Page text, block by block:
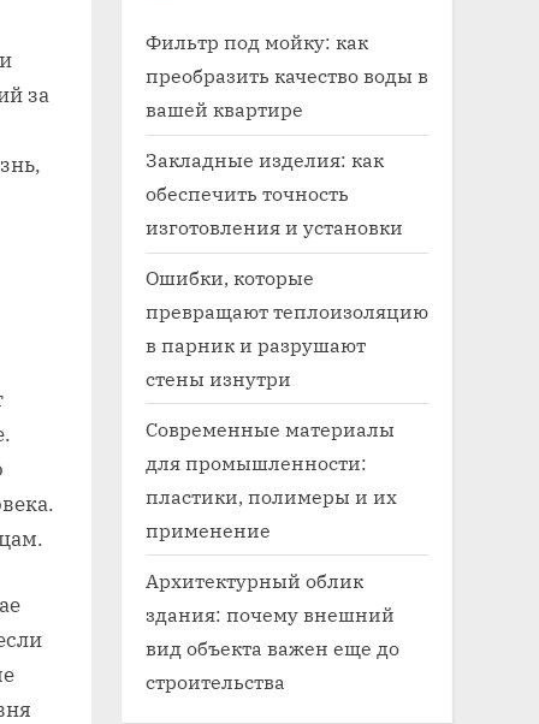
за
Фильтр под мойку: как
преобразить качество воды в
вашей квартире
Закладные изделия: как
обеспечить точность
изготовления и установки
Ошибки, которые
превращают теплоизоляцию
в парник и разрушают
стены изнутри
Современные материалы
для промышленности:
пластики, полимеры и их
применение
Архитектурный облик
здания: почему внешний
вид объекта важен еще до
строительства